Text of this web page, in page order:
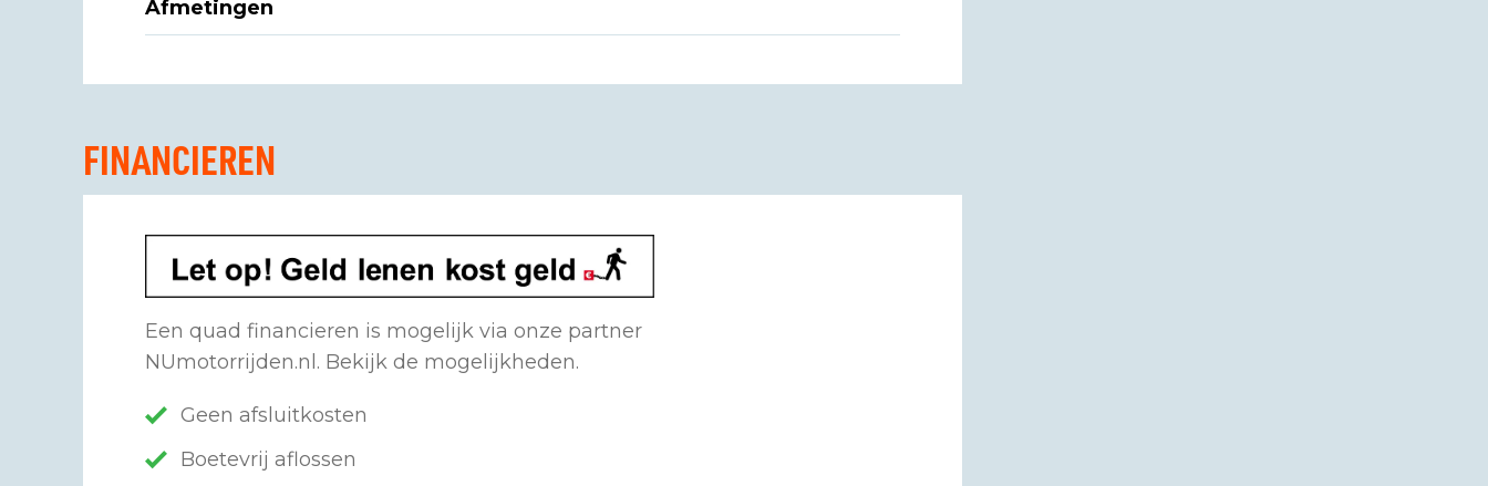
Afmetingen
FINANCIEREN
Een quad financieren is mogelijk via onze partner
NUmotorrijden.nl. Bekijk de mogelijkheden.
Geen afsluitkosten
Boetevrij aflossen